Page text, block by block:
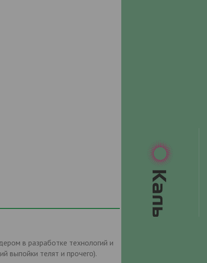
в разработке технологий и
выпойки телят и прочего).